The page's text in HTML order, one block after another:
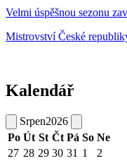
Velmi úspěšnou sezonu
Mistrovství České
Kalendář
Srpen2026
Po Út St Čt Pá So Ne
27 28 29 30 31 1
2